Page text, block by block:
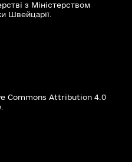
з Міністерством
Швейцарії.
Commons Attribution 4.0